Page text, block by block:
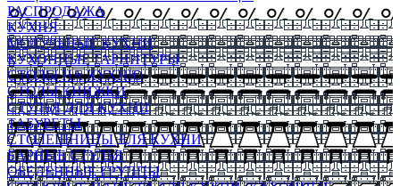
РАСПРОДАЖА
КУХНЯ
МОДУЛЬНЫЕ КУХНИ
КУХОННЫЕ ГАРНИТУРЫ
СТОЛЫ НА КУХНЮ
СТОЛЫ КНИЖКИ
СТУЛЬЯ ДЛЯ КУХНИ
ТАБУРЕТЫ
СТОЛЕШНИЦЫ ДЛЯ КУХНИ
БАРНЫЕ СТУЛЬЯ
ОБЕДЕННЫЕ ГРУППЫ